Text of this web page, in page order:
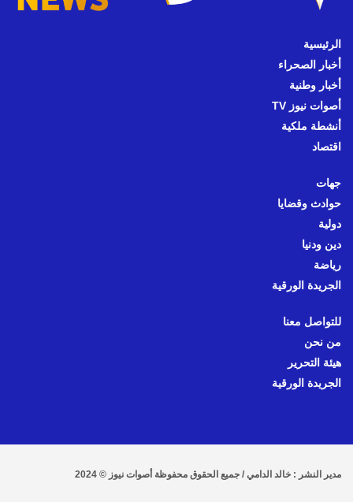
الرئيسية
أخبار الصحراء
أخبار وطنية
أصوات نيوز TV
أنشطة ملكية
اقتصاد
جهات
حوادث وقضايا
دولية
دين ودنيا
رياضة
الجريدة الورقية
للتواصل معنا
من نحن
هيئة التحرير
الجريدة الورقية
مدير النشر : خالد الدامي / جميع الحقوق محفوظة أصوات نيوز © 2024